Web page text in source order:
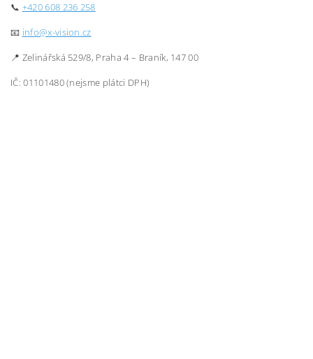
📞 +420 608 236 258
📧 info@x-vision.cz
📍 Zelinářská 529/8, Praha 4 – Braník, 147 00
IČ: 01101480 (nejsme plátci DPH)